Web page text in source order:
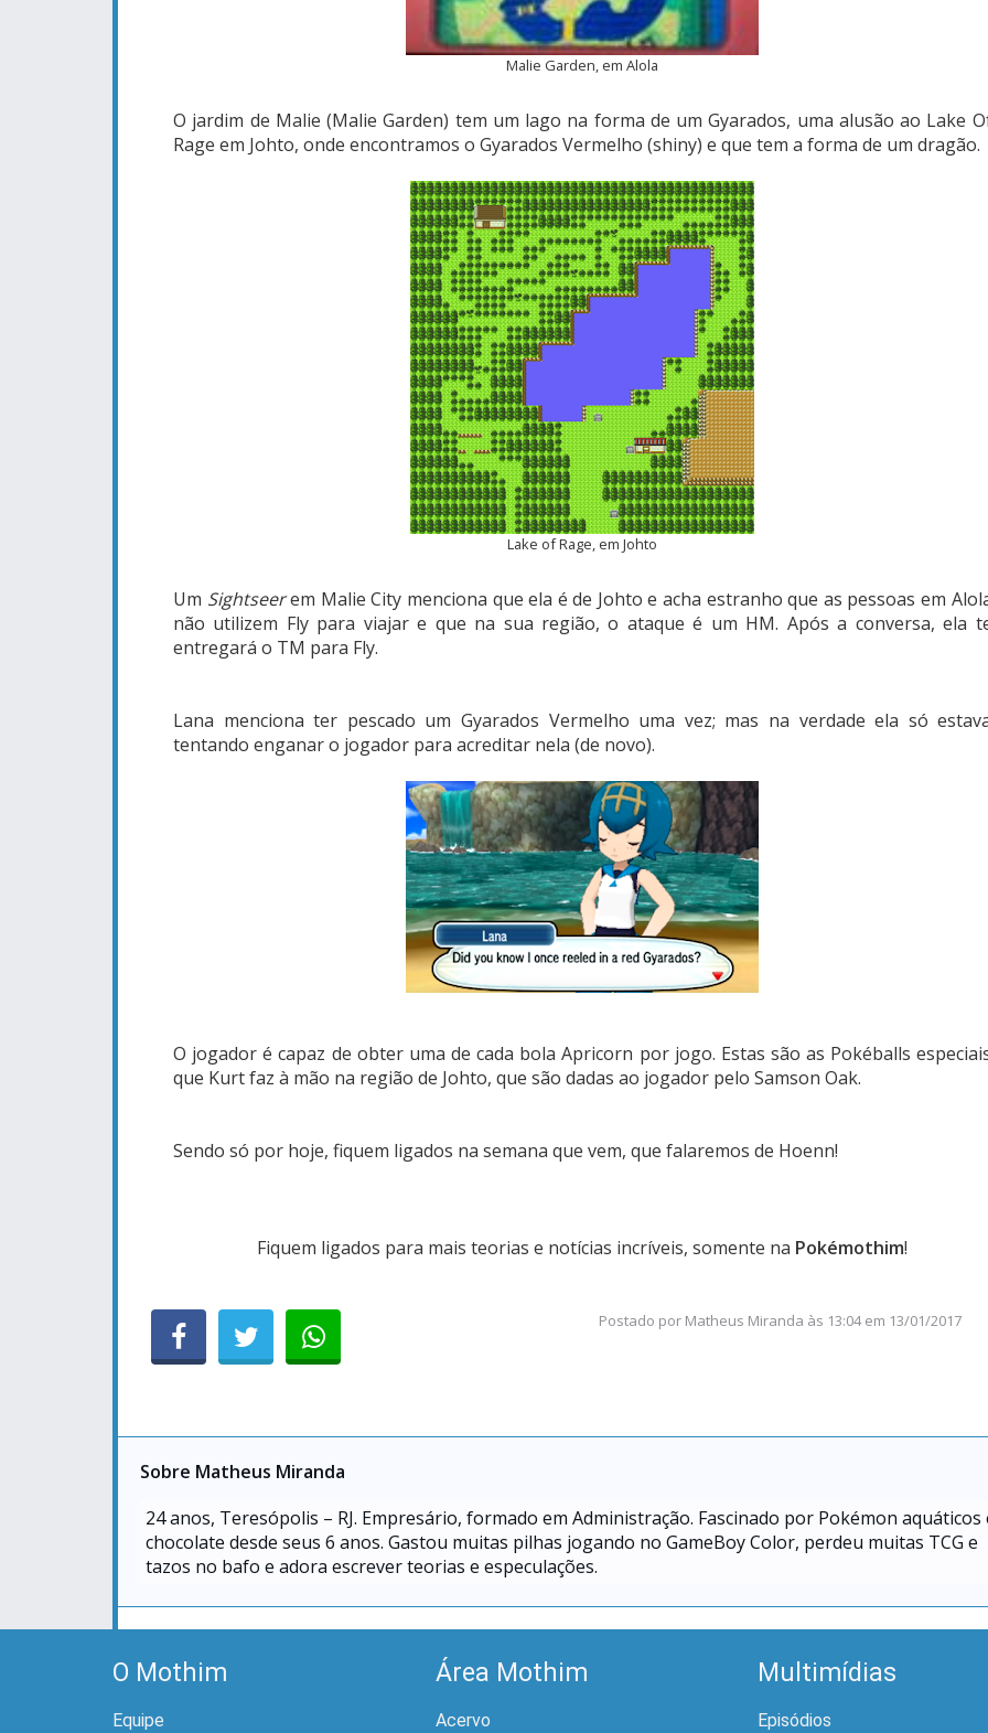
Malie Garden, em Alola
O jardim de Malie (Malie Garden) tem um lago na forma de um Gyarados, uma alusão ao Lake
Rage em Johto, onde encontramos o Gyarados Vermelho (shiny) e que tem a forma de um dragão.
Lake of Rage, em Johto
Um Sightseerem Malie City menciona que ela é de Johto e acha estranho que as pessoas em
não utilizem Fly para viajar e que na sua região, o ataque é um HM. Após a conversa, ela
entregará o TM para Fly.
Lana menciona ter pescado um Gyarados Vermelho uma vez; mas na verdade ela só
tentando enganar o jogador para acreditar nela (de novo).
O jogador é capaz de obter uma de cada bola Apricorn por jogo. Estas são as Pokéballs
que Kurt faz à mão na região de Johto, que são dadas ao jogador pelo Samson Oak.
Sendo só por hoje, fiquem ligados na semana que vem, que falaremos de Hoenn!
Fiquem ligados para mais teorias e notícias incríveis, somente na Pokémothim!
Postado por Matheus Miranda às 13:04 em 13/01/2017
Sobre Matheus Miranda
24anos, Teresópolis – RJ. Empresário, formado em Administração. Fascinado por Pokémon aquáticos
chocolate desde seus 6 anos. Gastou muitas pilhas jogando no GameBoy Color, perdeu muitas TCG e
tazos no bafo e adora escrever teorias e especulações.
O Mothim
Equipe
Área Mothim
Acervo
Multimídias
Episódios